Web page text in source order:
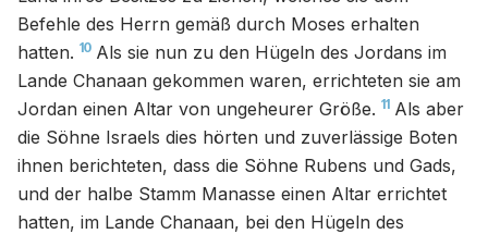
Befehle des Herrn gemäß durch Moses erhalten
hatten. 10 Als sie nun zu den Hügeln des Jordans im
Lande Chanaan gekommen waren, errichteten sie am
Jordan einen Altar von ungeheurer Größe. 11 Als aber
die Söhne Israels dies hörten und zuverlässige Boten
ihnen berichteten, dass die Söhne Rubens und Gads,
und der halbe Stamm Manasse einen Altar errichtet
hatten, im Lande Chanaan, bei den Hügeln des